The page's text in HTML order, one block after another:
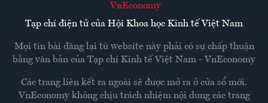
VnEconomy
Tạp chí điện tử của Hội Khoa học Kinh tế Việt Nam
Mọi tin bài đăng lại từ website này phải có sự chấp thuận
bằng văn bản của Tạp chí Kinh tế Việt Nam - VnEconomy
Các trang liên kết ra ngoài sẽ được mở ra ở cửa sổ mới.
VnEconomy không chịu trách nhiệm nội dung các trang